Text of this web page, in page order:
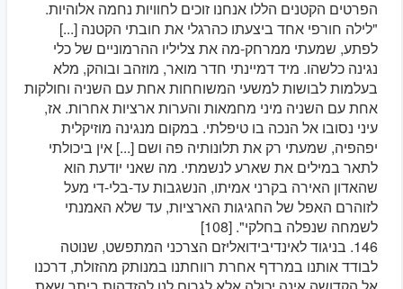
הפרטים הקטנים הללו אנחנו זוכים לחוויות נחמה אלוהיות.
"לילה חורפי אחד ביצעתו כהרגלי את חובתי הקטנה [...]
לפתע, שמעתי ממרחק-מה את צליליו ההרמוניים של כלי
נגינה כלשהו. מיד דמיינתי חדר מואר, מוזהב ובוהק, מלא
בעלמות לבושות למשעי המשוחחות אחת עם השניה וחולקות
אחת עם השניה מיני מחמאות והערות ארציות אחרות. אז,
עיני נסובו אל הנכה בו טיפלתי. במקום מנגינה מוזיקלית
יפהפיה, שמעתי רק את תלונותיה פה ושם [...] אין ביכולתי
לתאר במילים את שארע לנשמתי. מה שאני יודעת הוא
שהאדון האירה בקרני אמיתו, הנשגבות עד-בלי-די מעל
לזוהרם האפל של החגיגות הארציות, עד שלא האמנתי
לשמחה שנפלה בחלקי". [108]
146. בניגוד לאינדיבידואליזם הצרכני המתפשט, שנוטה
לבודד אותנו במרדף אחרת רווחתנו במנותק מהזולת, דרכנו